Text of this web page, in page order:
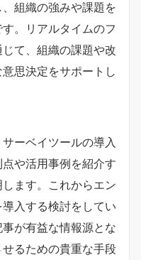
組織の強みや課題を
。リアルタイムのフ
て、組織の課題や改
思決定をサポートし
ーベイツールの導入
や活用事例を紹介す
ます。これからエン
入する検討をしてい
が有益な情報源とな
るための貴重な手段